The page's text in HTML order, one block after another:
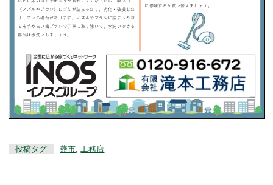
投稿タグ 燕市 工務店